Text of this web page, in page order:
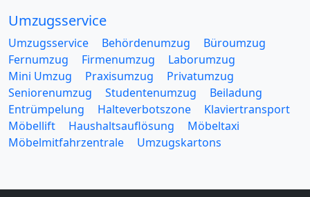
Umzugsservice
Umzugsservice Behördenumzug
Büroumzug
Fernumzug
Firmenumzug
Laborumzug
Mini Umzug
Praxisumzug
Privatumzug
Seniorenumzug
Studentenumzug
Beiladung
Entrümpelung
Halteverbotszone
Klaviertransport
Möbellift
Haushaltsauflösung
Möbeltaxi
Möbelmitfahrzentrale
Umzugskartons